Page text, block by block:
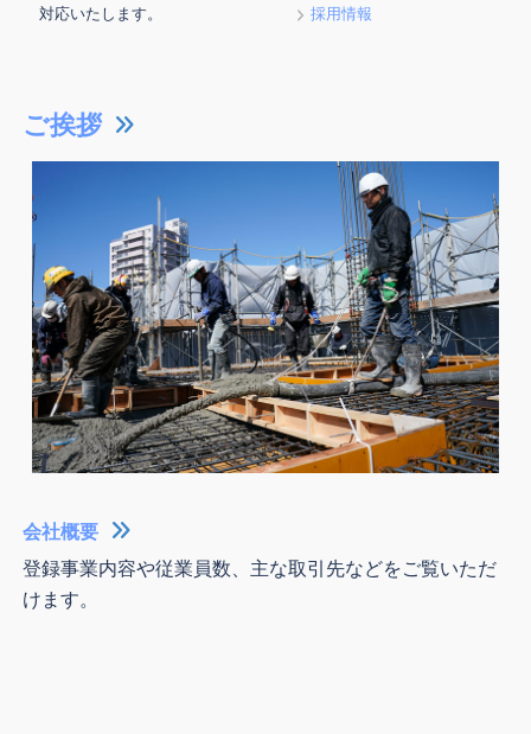
対応いたします。
採用情報
ご挨拶
会社概要
登録事業内容や従業員数、主な取引先などをご覧いただ
けます。